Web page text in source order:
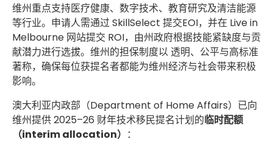
维州重点支持医疗健康、数字技术、教育研究及清洁能源
等行业。 申请人需通过SkillSelect 提交EOI，并在 Live in
Melbourne 网站提交 ROI， 由州政府根据技能紧缺度与贡
献潜力进行选拔。维州的担保制度以 透明、公平与高标准
著称，确保每位获提名者都能为维州经济与社会带来积极
影响。
澳大利亚内政部（Department of Home Affairs）已向
维州提供 2025–26 财年技术移民提名计划的临时配额
（interim allocation） ：